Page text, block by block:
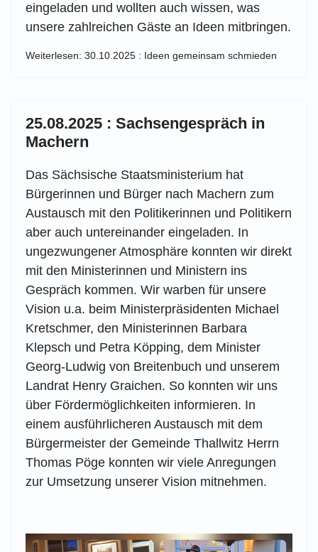
eingeladen und wollten auch wissen, was
unsere zahlreichen Gäste an Ideen mitbringen.
Weiterlesen: 30.10.2025 : Ideen gemeinsam schmieden
25.08.2025 : Sachsengespräch in
Machern
Das Sächsische Staatsministerium hat
Bürgerinnen und Bürger nach Machern zum
Austausch mit den Politikerinnen und Politikern
aber auch untereinander eingeladen. In
ungezwungener Atmosphäre konnten wir direkt
mit den Ministerinnen und Ministern ins
Gespräch kommen. Wir warben für unsere
Vision u.a. beim Ministerpräsidenten Michael
Kretschmer, den Ministerinnen Barbara
Klepsch und Petra Köpping, dem Minister
Georg-Ludwig von Breitenbuch und unserem
Landrat Henry Graichen. So konnten wir uns
über Fördermöglichkeiten informieren. In
einem ausführlicheren Austausch mit dem
Bürgermeister der Gemeinde Thallwitz Herrn
Thomas Pöge konnten wir viele Anregungen
zur Umsetzung unserer Vision mitnehmen.